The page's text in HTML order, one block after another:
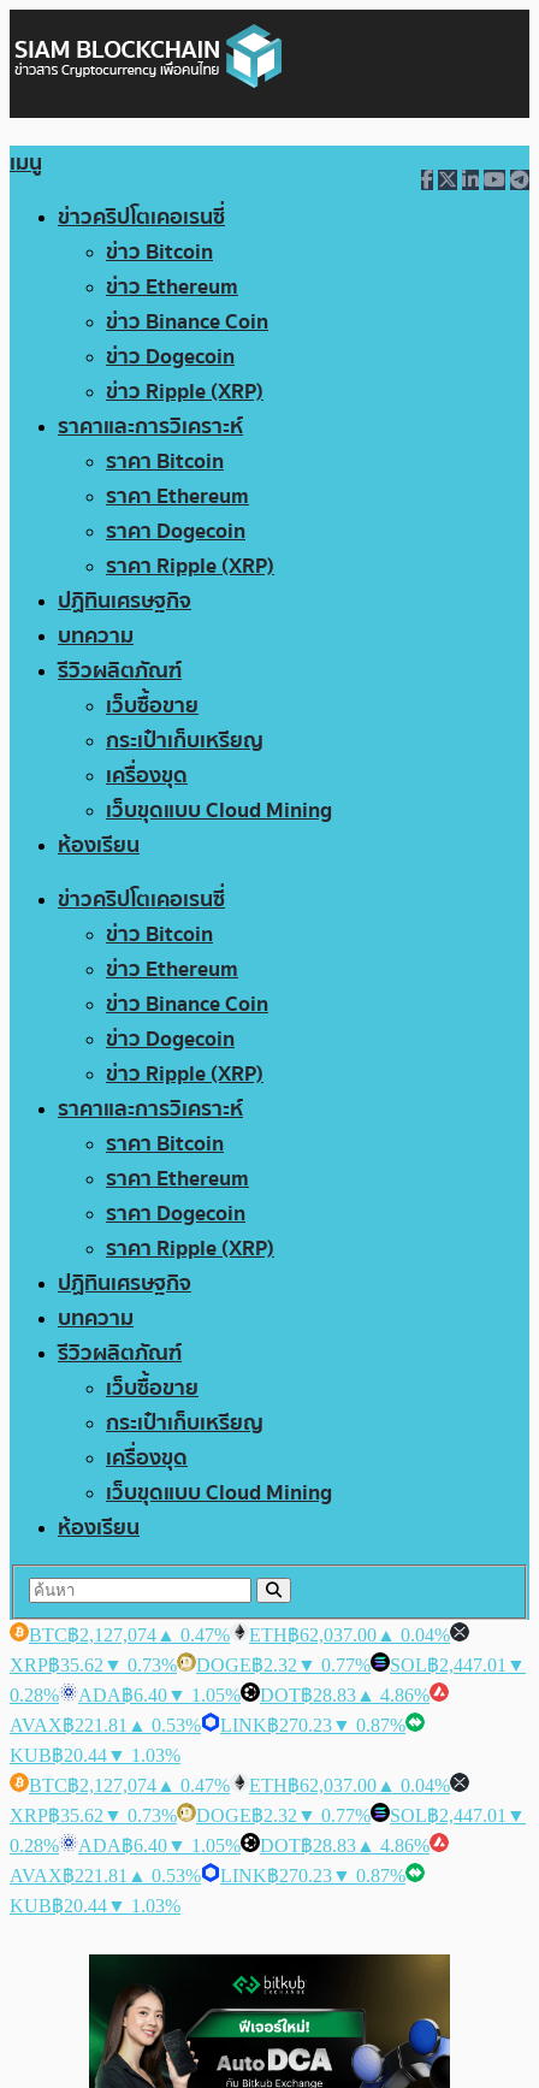
เมนู
ข่าวคริปโตเคอเรนซี่
ข่าว Bitcoin
ข่าว Ethereum
ข่าว Binance Coin
ข่าว Dogecoin
ข่าว Ripple (XRP)
ราคาและการวิเคราะห์
ราคา Bitcoin
ราคา Ethereum
ราคา Dogecoin
ราคา Ripple (XRP)
ปฏิทินเศรษฐกิจ
บทความ
รีวิวผลิตภัณฑ์
เว็บซื้อขาย
กระเป๋าเก็บเหรียญ
เครื่องขุด
เว็บขุดแบบ Cloud Mining
ห้องเรียน
ข่าวคริปโตเคอเรนซี่
ข่าว Bitcoin
ข่าว Ethereum
ข่าว Binance Coin
ข่าว Dogecoin
ข่าว Ripple (XRP)
ราคาและการวิเคราะห์
ราคา Bitcoin
ราคา Ethereum
ราคา Dogecoin
ราคา Ripple (XRP)
ปฏิทินเศรษฐกิจ
บทความ
รีวิวผลิตภัณฑ์
เว็บซื้อขาย
กระเป๋าเก็บเหรียญ
เครื่องขุด
เว็บขุดแบบ Cloud Mining
ห้องเรียน
BTC฿2,127,074 ▲ 0.47% ETH฿62,037.00 ▲ 0.04%
XRP฿35.62 ▼ 0.73% DOGE฿2.32 ▼ 0.77% SOL฿2,447.01 ▼
0.28%
ADA฿6.40▼ 1.05% DOT฿28.83 ▲ 4.86%
AVAX฿221.81 ▲ 0.53% LINK฿270.23▼ 0.87%
KUB฿20.44▼ 1.03%
BTC฿2,127,074 ▲ 0.47% ETH฿62,037.00 ▲ 0.04%
XRP฿35.62 ▼ 0.73% DOGE฿2.32 ▼ 0.77% SOL฿2,447.01 ▼
0.28%
ADA฿6.40▼ 1.05% DOT฿28.83 ▲ 4.86%
AVAX฿221.81 ▲ 0.53% LINK฿270.23▼ 0.87%
KUB฿20.44▼ 1.03%